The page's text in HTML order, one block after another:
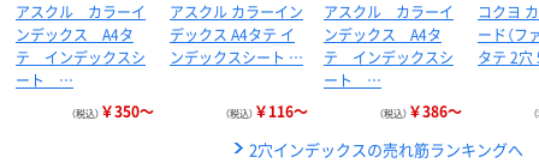
アスクル カラーイ
ンデックス A4タ
テ インデックスシ
ート …
（税込） ￥350～
アスクル カラーイン
デックス A4タテ イ
ンデックスシート …
（税込） ￥116～
アスクル カラーイ
ンデックス A4タ
テ インデックスシ
ート …
（税込） ￥386～
コクヨ
ード（フ
タテ 2
2穴インデックスの売れ筋ランキングへ